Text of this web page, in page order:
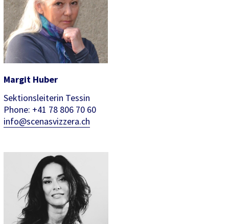
Margit Huber
Sektionsleiterin Tessin
Phone: +41 78 806 70 60
info@scenasvizzera.ch